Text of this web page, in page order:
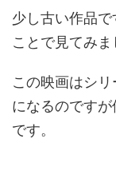
少し古い作品
ことで見てみま
この映画はシ
になるのです
です。